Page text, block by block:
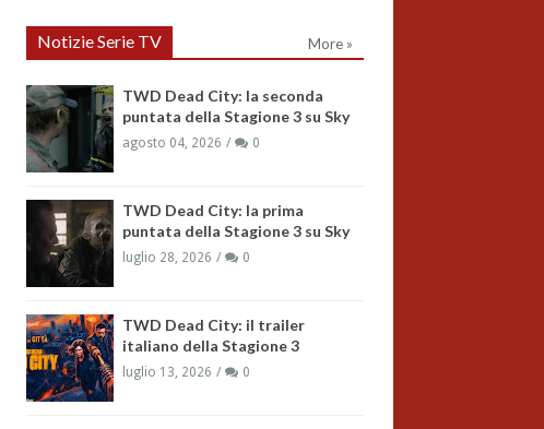
Notizie Serie TV More »
TWD Dead City: la seconda
puntata della Stagione 3 su Sky
agosto 04, 2026 0
TWD Dead City: la prima
puntata della Stagione 3 su Sky
luglio 28, 2026 0
TWD Dead City: il trailer
italiano della Stagione 3
luglio 13, 2026 0